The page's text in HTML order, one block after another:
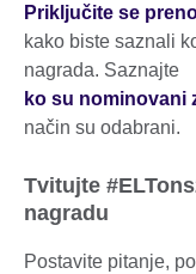
Priključite se
kako biste saznali
nagrada. Saznajte
ko su nominovani
način su odabrani.
Tvitujte
nagradu
Postavite pitanje,